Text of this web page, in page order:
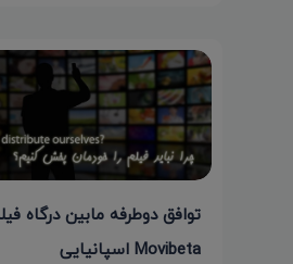
توافق دوطرفه مابین درگاه
Movibeta اسپانیایی